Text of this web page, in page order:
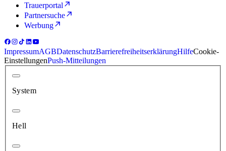
Trauerportal
Partnersuche
Werbung
ImpressumAGBDatenschutzBarrierefreiheitserklärungHilfeCookie-
EinstellungenPush-Mitteilungen
System
Hell